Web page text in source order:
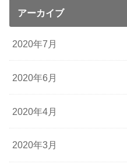
アーカイブ
2020年7月
2020年6月
2020年4月
2020年3月